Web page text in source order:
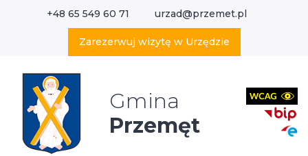
+48 65 549 60 71 urzad@przemet.pl
Zarezerwuj wizytę w Urzędzie
Gmina
Przemęt
Wyszukaj w serwisie